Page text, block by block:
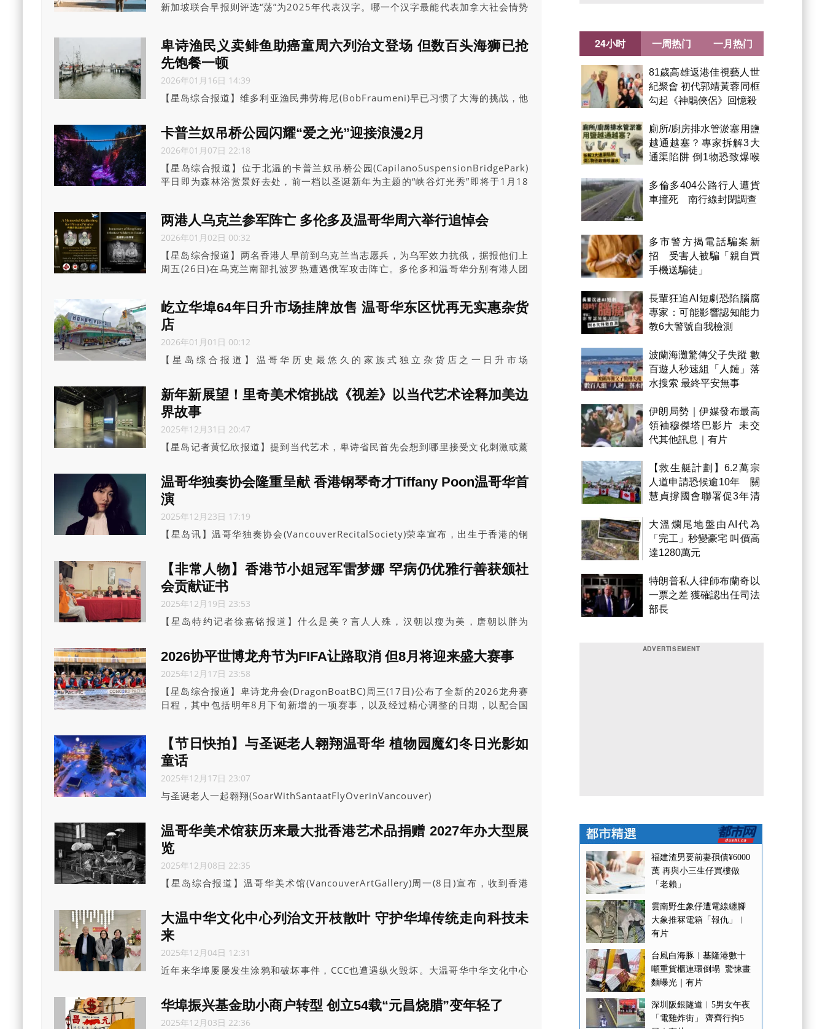
新加坡联合早报则评选“荡”为2025年代表汉字。哪一个汉字最能代表加拿大社会情势
卑诗渔民义卖鲱鱼助癌童周六列治文登场 但数百头海狮已抢
先饱餐一顿
2026年01月16日 14:39
【星岛综合报道】维多利亚渔民弗劳梅尼(BobFraumeni)早已习惯了大海的挑战，他
卡普兰奴吊桥公园闪耀“爱之光”迎接浪漫2月
2026年01月07日 22:18
【星岛综合报道】位于北温的卡普兰奴吊桥公园(CapilanoSuspensionBridgePark)
平日即为森林浴赏景好去处，前一档以圣诞新年为主题的“峡谷灯光秀”即将于1月18
节。
两港人乌克兰参军阵亡 多伦多及温哥华周六举行追悼会
2026年01月02日 00:32
【星岛综合报道】两名香港人早前到乌克兰当志愿兵，为乌军效力抗俄，据报他们上
周五(26日)在乌克兰南部扎波罗热遭遇俄军攻击阵亡。多伦多和温哥华分别有港人团
屹立华埠64年日升市场挂牌放售 温哥华东区忧再无实惠杂货
店
2026年01月01日 00:12
【星岛综合报道】温哥华历史最悠久的家族式独立杂货店之一日升市场
担心市中心东区及整个城市未来能否继续提供价格实惠的杂货店。
新年新展望！里奇美术馆挑战《视差》以当代艺术诠释加美边
界故事
2025年12月31日 20:47
【星岛记者黄忆欣报道】提到当代艺术，卑诗省民首先会想到哪里接受文化刺激或薰
里奇美术馆(ReachGalleryMuseum)，正以规模令人惊讶的主题展《视差：加美边界
视角》(Parallax:PerspectivesontheCanada–U.S.Border)，邀请大温西端民众“往
东走、向南望”。
温哥华独奏协会隆重呈献 香港钢琴奇才Tiffany Poon温哥华首
演
2025年12月23日 17:19
【星岛讯】温哥华独奏协会(VancouverRecitalSociety)荣幸宣布，出生于香港的钢
(VancouverPlayhouse)为温哥华独奏协会献上她的温哥华首秀。
【非常人物】香港节小姐冠军雷梦娜 罕病仍优雅行善获颁社
会贡献证书
2025年12月19日 23:53
【星岛特约记者徐嘉铭报道】什么是美？言人人殊，汉朝以瘦为美，唐朝以胖为
果今天要找一个现实的例子，就是雷梦娜(MonaP.P.Louey)。
2026协平世博龙舟节为FIFA让路取消 但8月将迎来盛大赛事
2025年12月17日 23:58
【星岛综合报道】卑诗龙舟会(DragonBoatBC)周三(17日)公布了全新的2026龙舟赛
日程，其中包括明年8月下旬新增的一项赛事，以及经过精心调整的日期，以配合国
【节日快拍】与圣诞老人翱翔温哥华 植物园魔幻冬日光影如
童话
2025年12月17日 23:07
与圣诞老人一起翱翔(SoarWithSantaatFlyOverinVancouver)
温哥华美术馆获历来最大批香港艺术品捐赠 2027年办大型展
览
2025年12月08日 22:35
【星岛综合报道】温哥华美术馆(VancouverArtGallery)周一(8日)宣布，收到香港
大温中华文化中心列治文开枝散叶 守护华埠传统走向科技未
来
2025年12月04日 12:31
近年来华埠屡屡发生涂鸦和破坏事件，CCC也遭遇纵火毁坏。大温哥华中华文化中心
会和义工们决定持续守护这个文化基地。今年年底，受纵火影响的CCC场馆将全面修
复并重新启用，为社区提供更优质的文化空间。他说：“这个地方不只是建筑物，更是
华埠居民的记忆和社区的家。”
华埠振兴基金助小商户转型 创立54载“元昌烧腊”变年轻了
2025年12月03日 22:36
24小时
81歲高雄返港佳視藝人世
紀聚會 初代郭靖黃蓉同框
勾起《神鵰俠侶》回憶殺
Advertisement
廁所/廚房排水管淤塞用鹽
越通越塞？專家拆解3大
通渠陷阱 倒1物恐致爆喉
多倫多404公路行人遭貨
車撞死 南行線封閉調查
多市警方揭電話騙案新
招 受害人被騙「親自買
手機送騙徒」
長輩狂追AI短劇恐陷腦腐
專家：可能影響認知能力
教6大警號自我檢測
波蘭海灘驚傳父子失蹤 數
百遊人秒速組「人鏈」落
水搜索 最終平安無事
伊朗局勢｜伊媒發布最高
領袖穆傑塔巴影片 未交
代其他訊息｜有片
【救生艇計劃】6.2萬宗
人道申請恐候逾10年 關
慧貞撐國會聯署促3年清
大溫爛尾地盤由AI代為
「完工」秒變豪宅 叫價高
達1280萬元
特朗普私人律師布蘭奇以
一票之差 獲確認出任司法
部長
一周热门 一月热门